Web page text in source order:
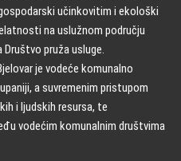
učinkovitim i ekološki
na uslužnom području
Društvo pruža usluge.
je vodeće komunalno
a suvremenim pristupom
i ljudskih resursa, te
vodećim komunalnim društvima